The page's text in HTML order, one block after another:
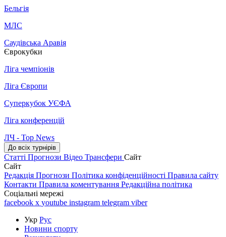
Бельгія
МЛС
Саудівська Аравія
Єврокубки
Ліга чемпіонів
Ліга Європи
Суперкубок УЄФА
Ліга конференцій
ЛЧ - Top News
До всіх турнірів
Статті Прогнози Відео Трансфери Сайт
Сайт
Редакція Прогнози Політика конфіденційності Правила сайту
Контакти Правила коментування Редакційна політика
Соціальні мережі
facebook x youtube instagram telegram viber
Укр Рус
Новини спорту